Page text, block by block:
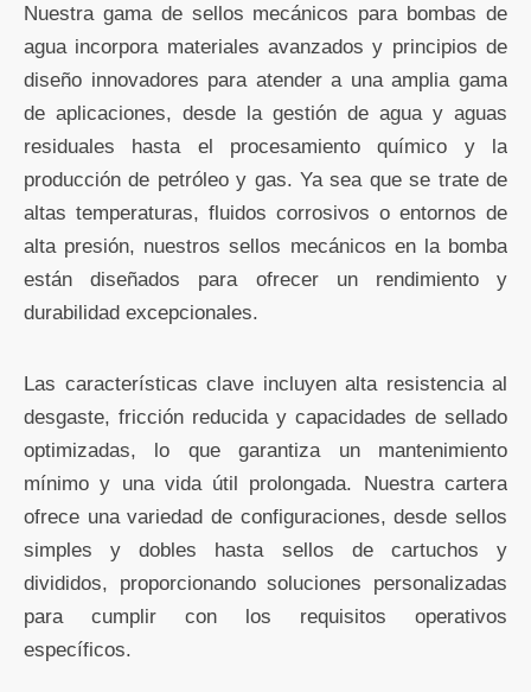
Nuestra gama de sellos mecánicos para bombas de
agua incorpora materiales avanzados y principios de
diseño innovadores para atender a una amplia gama
de aplicaciones, desde la gestión de agua y aguas
residuales hasta el procesamiento químico y la
producción de petróleo y gas. Ya sea que se trate de
altas temperaturas, fluidos corrosivos o entornos de
alta presión, nuestros sellos mecánicos en la bomba
están diseñados para ofrecer un rendimiento y
durabilidad excepcionales.
Las características clave incluyen alta resistencia al
desgaste, fricción reducida y capacidades de sellado
optimizadas, lo que garantiza un mantenimiento
mínimo y una vida útil prolongada. Nuestra cartera
ofrece una variedad de configuraciones, desde sellos
simples y dobles hasta sellos de cartuchos y
divididos, proporcionando soluciones personalizadas
para cumplir con los requisitos operativos
específicos.